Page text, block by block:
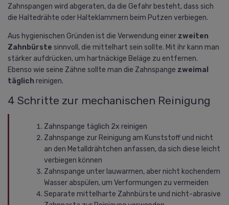
Zahnspangen wird abgeraten, da die Gefahr besteht, dass sich
die Haltedrähte oder Halteklammern beim Putzen verbiegen.
Aus hygienischen Gründen ist die Verwendung einer zweiten
Zahnbürste sinnvoll, die mittelhart sein sollte. Mit ihr kann man
stärker aufdrücken, um hartnäckige Beläge zu entfernen.
Ebenso wie seine Zähne sollte man die Zahnspange zweimal
täglich reinigen.
4 Schritte zur mechanischen Reinigung
Zahnspange täglich 2x reinigen
Zahnspange zur Reinigung am Kunststoff und nicht
an den Metalldrähtchen anfassen, da sich diese leicht
verbiegen können
Zahnspange unter lauwarmen, aber nicht kochendem
Wasser abspülen, um Verformungen zu vermeiden
Separate mittelharte Zahnbürste und nicht-abrasive